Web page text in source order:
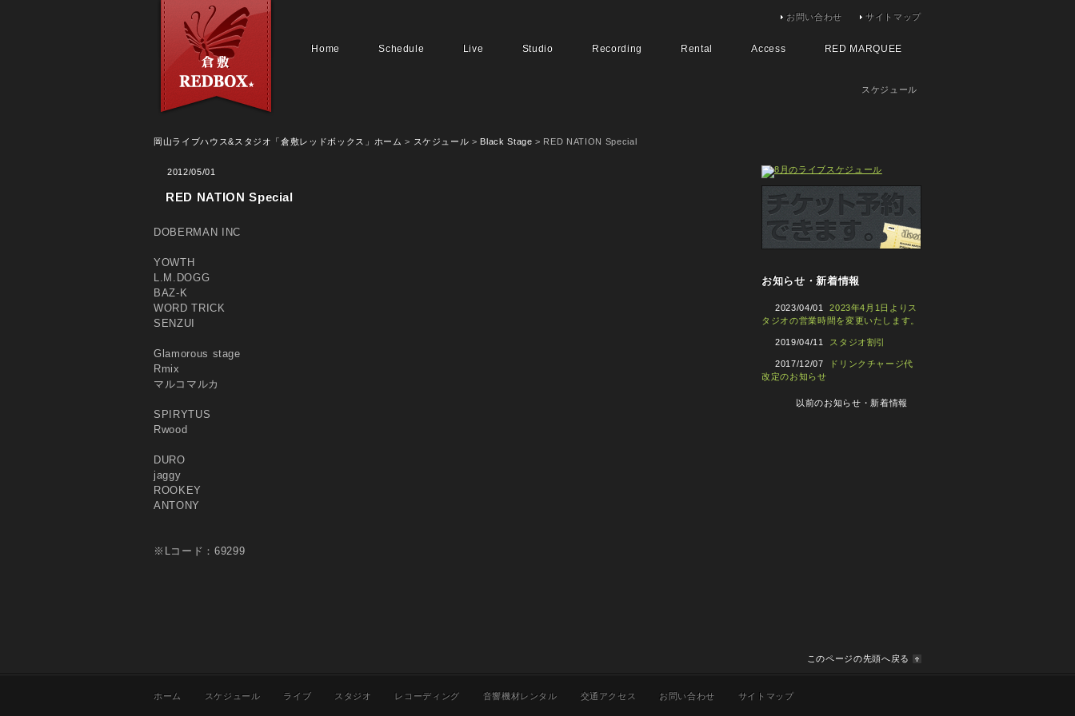
スケジュール
Home Schedule Live Studio Recording Rental Access RED MARQUEE
お問い合わせ サイトマップ
岡山ライブハウス&スタジオ「倉敷レッドボックス」ホーム > スケジュール > Black Stage > RED NATION Special
2012/05/01
RED NATION Special
DOBERMAN INC
YOWTH
L.M.DOGG
BAZ-K
WORD TRICK
SENZUI
Glamorous stage
Rmix
マルコマルカ
SPIRYTUS
Rwood
DURO
jaggy
ROOKEY
ANTONY
※Lコード：69299
お知らせ・新着情報
2023/04/01
2023年4月1日よりス
タジオの営業時間を変更いたします。
2019/04/11 スタジオ割引
2017/12/07
ドリンクチャージ代
改定のお知らせ
以前のお知らせ・新着情報
このページの先頭へ戻る
ホーム スケジュール ライブ スタジオ レコーディング 音響機材レンタル 交通アクセス お問い合わせ サイトマップ